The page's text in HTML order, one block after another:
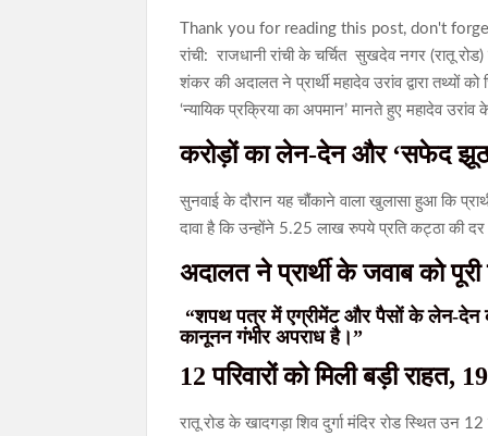
Thank you for reading this post, don't
रांची: राजधानी रांची के चर्चित सुखदेव नगर (रातू
शंकर की अदालत ने प्रार्थी महादेव उरांव द्वारा
‘न्यायिक प्रक्रिया का अपमान’ मानते हुए महादेव
करोड़ों का लेन-देन और ‘सफेद
सुनवाई के दौरान यह चौंकाने वाला खुलासा हुआ कि
दावा है कि उन्होंने 5.25 लाख रुपये प्रति कट्ठा की
अदालत ने प्रार्थी के जवाब को
“शपथ पत्र में एग्रीमेंट और पैसों के लेन-देन
कानूनन गंभीर अपराध है।”
12 परिवारों को मिली बड़ी
रातू रोड के खादगड़ा शिव दुर्गा मंदिर रोड स्थित उन